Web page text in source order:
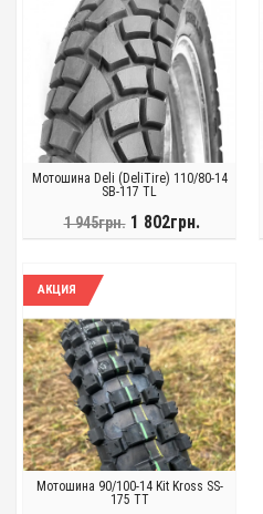
Мотошина Deli (DeliTire) 110/80-14
SB-117 TL
1 945грн. 1 802грн.
АКЦИЯ
Мотошина 90/100-14 Kit Kross SS-
175 TT